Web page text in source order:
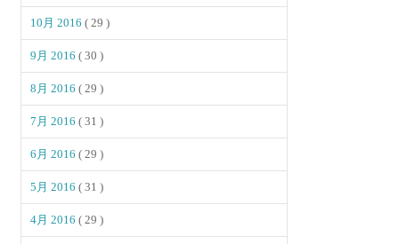
10月 2016( 29 )
9月 2016( 30 )
8月 2016( 29 )
7月 2016( 31 )
6月 2016( 29 )
5月 2016( 31 )
4月 2016( 29 )